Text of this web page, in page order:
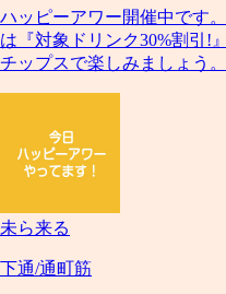
ハッピーアワー開催中です
は『対象ドリンク30%割引!
チップスで楽しみましょう。
未ら来る
下通/通町筋